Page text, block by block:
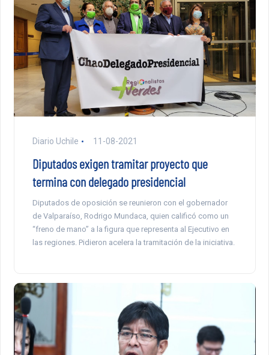
Diario Uchile 11-08-2021
Diputados exigen tramitar proyecto que
termina con delegado presidencial
Diputados de oposición se reunieron con el gobernador
de Valparaíso, Rodrigo Mundaca, quien calificó como un
“freno de mano” a la figura que representa al Ejecutivo en
las regiones. Pidieron acelera la tramitación de la iniciativa.